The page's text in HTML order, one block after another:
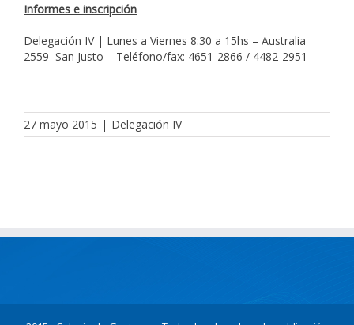
Informes e inscripción
Delegación IV | Lunes a Viernes 8:30 a 15hs – Australia
2559 San Justo – Teléfono/fax: 4651-2866 / 4482-2951
27 mayo 2015 | Delegación IV